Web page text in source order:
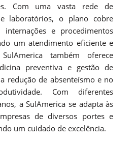
Com uma vasta rede de
laboratórios, o plano cobre
internações e procedimentos
um atendimento eficiente e
também oferece
preventiva e gestão de
redução de absenteísmo e no
Com diferentes
a SulAmerica se adapta às
de diversos portes e
um cuidado de excelência.